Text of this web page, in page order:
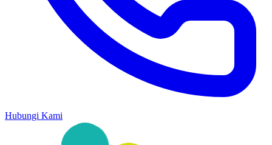
Hubungi Kami